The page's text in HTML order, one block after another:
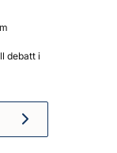
debatt i